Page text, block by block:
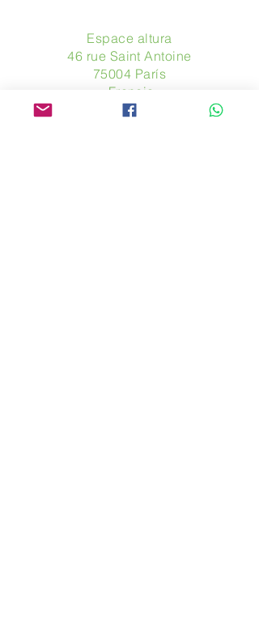
Espace altura
46 rue Saint Antoine
75004 París
​ Francia
Teléfono. :
+33 (0) 1 44 54 80 32